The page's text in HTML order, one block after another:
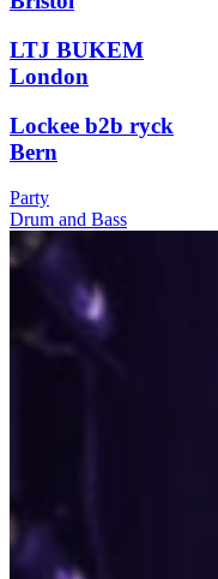
LTJ BUKEM
London
Lockee b2b ryck
Bern
Party
Drum and Bass